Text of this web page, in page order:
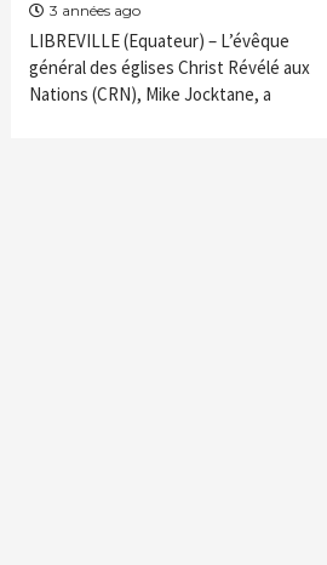
3 années ago
LIBREVILLE (Equateur) – L’évêque
général des églises Christ Révélé aux
Nations (CRN), Mike Jocktane, a